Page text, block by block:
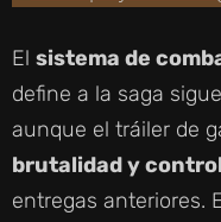
El sistema de
define a la saga
aunque el tráiler de
brutalidad y
entregas anteriores.